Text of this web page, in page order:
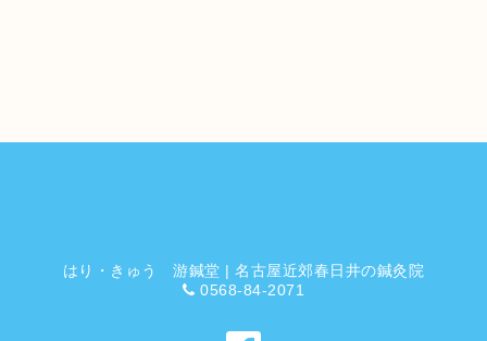
はり・きゅう 游鍼堂 | 名古屋近郊春日井の鍼灸院
0568-84-2071